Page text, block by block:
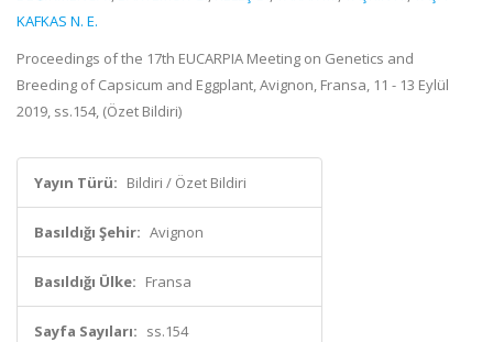
KAFKAS N. E.
Proceedings of the 17th EUCARPIA Meeting on Genetics and
Breeding of Capsicum and Eggplant, Avignon, Fransa, 11 - 13 Eylül
2019, ss.154, (Özet Bildiri)
Yayın Türü: Bildiri / Özet Bildiri
Basıldığı Şehir: Avignon
Basıldığı Ülke: Fransa
Sayfa Sayıları: ss.154